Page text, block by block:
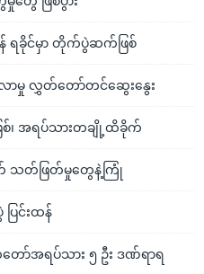
ရခိုင်မှာ တိုက်ပွဲဆက်ဖြစ်
လာမှု လွှတ်တော်တင်ဆွေးနွေး
၊ အရပ်သားတချို့ထိခိုက်
သတ်ဖြတ်မှုတွေနဲ့ကြုံ
ပြင်းထန်
ာ်အရပ်သား ၅ ဦး ဒဏ်ရာရ